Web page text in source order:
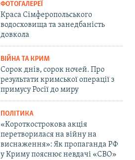
ФОТОГАЛЕРЕЇ
Краса Сімферопольського
водосховища та занедбаність
довкола
ВІЙНА ТА КРИМ
Сорок днів, сорок ночей. Про
результати кримської операції з
примусу Росії до миру
ПОЛІТИКА
«Короткострокова акція
перетворилася на війну на
виснаження»: Як пропаганда РФ
у Криму пояснює невдачі «СВО»